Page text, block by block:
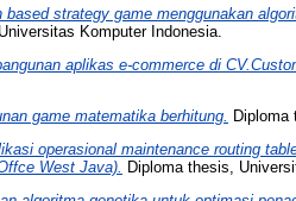
based strategy game menggunakan
Komputer Indonesia.
aplikas e-commerce di
game matematika berhitung. Diploma
operasional maintenance routing
West Java).
Diploma thesis,